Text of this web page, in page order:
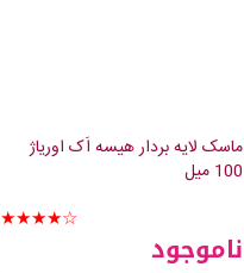
ماسک لایه بردار هیسه اَک اوریاژ
100 میل
★★★★☆
ناموجود